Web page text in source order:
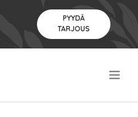
PYYDÄ
TARJOUS